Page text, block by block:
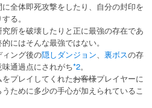
全体即死攻撃をしたり、自分の封印を
る。
所を破壊したりと正に最強の存在であ
にはそんな最強ではない。
ング後の隠しダンジョン、 裏ボスの存
通過点にされがち*2。
プレイしてくれたお客様プレイヤーに
ために多少の手心が加えられているこ